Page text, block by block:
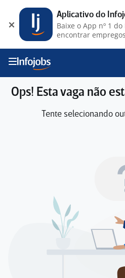
Ops! Esta vaga não
Tente selecionando
Aplicativo do
Baixe o App nº 1
encontrar empregos